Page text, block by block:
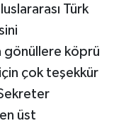
Türk
köprü
çok teşekkür
üst